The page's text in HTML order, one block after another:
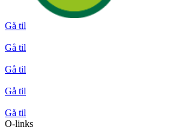
Gå til
Gå til
Gå til
Gå til
Gå til
O-links